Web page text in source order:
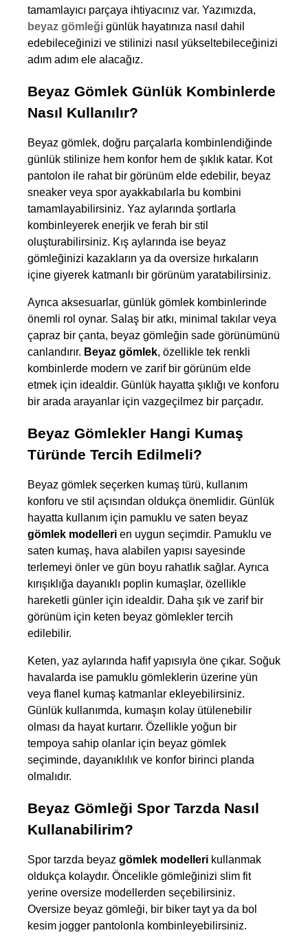
beyaz gömleği günlük hayatınıza nasıl dahil
edebileceğinizi ve stilinizi nasıl yükseltebileceğinizi
adım adım ele alacağız.
Beyaz Gömlek Günlük Kombinlerde
Nasıl Kullanılır?
Beyaz gömlek, doğru parçalarla kombinlendiğinde
günlük stilinize hem konfor hem de şıklık katar. Kot
pantolon ile rahat bir görünüm elde edebilir, beyaz
sneaker veya spor ayakkabılarla bu kombini
tamamlayabilirsiniz. Yaz aylarında şortlarla
kombinleyerek enerjik ve ferah bir stil
oluşturabilirsiniz. Kış aylarında ise beyaz
gömleğinizi kazakların ya da oversize hırkaların
içine giyerek katmanlı bir görünüm yaratabilirsiniz.
Ayrıca aksesuarlar, günlük gömlek kombinlerinde
önemli rol oynar. Salaş bir atkı, minimal takılar veya
çapraz bir çanta, beyaz gömleğin sade görünümünü
canlandırır. Beyaz gömlek, özellikle tek renkli
kombinlerde modern ve zarif bir görünüm elde
etmek için idealdir. Günlük hayatta şıklığı ve konforu
bir arada arayanlar için vazgeçilmez bir parçadır.
Beyaz Gömlekler Hangi Kumaş
Türünde Tercih Edilmeli?
Beyaz gömlek seçerken kumaş türü, kullanım
konforu ve stil açısından oldukça önemlidir. Günlük
gömlek modelleri en uygun seçimdir. Pamuklu ve
saten kumaş, hava alabilen yapısı sayesinde
terlemeyi önler ve gün boyu rahatlık sağlar. Ayrıca
kırışıklığa dayanıklı poplin kumaşlar, özellikle
hareketli günler için idealdir. Daha şık ve zarif bir
görünüm için keten beyaz gömlekler tercih
edilebilir.
Keten, yaz aylarında hafif yapısıyla öne çıkar. Soğuk
havalarda ise pamuklu gömleklerin üzerine yün
veya flanel kumaş katmanlar ekleyebilirsiniz.
Günlük kullanımda, kumaşın kolay ütülenebilir
olması da hayat kurtarır. Özellikle yoğun bir
tempoya sahip olanlar için beyaz gömlek
seçiminde, dayanıklılık ve konfor birinci planda
olmalıdır.
Beyaz Gömleği Spor Tarzda Nasıl
Kullanabilirim?
Spor tarzda beyaz gömlek modelleri kullanmak
oldukça kolaydır. Öncelikle gömleğinizi slim fit
yerine oversize modellerden seçebilirsiniz.
Oversize beyaz gömleği, bir biker tayt ya da bol
kesim jogger pantolonla kombinleyebilirsiniz.